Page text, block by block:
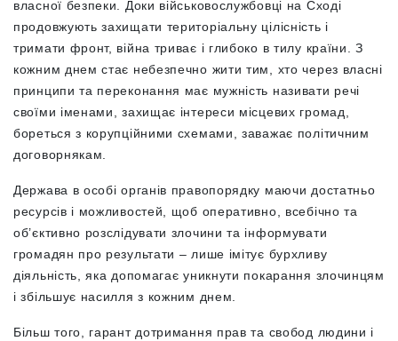
власної безпеки. Доки військовослужбовці на Сході
продовжують захищати територіальну цілісність і
тримати фронт, війна триває і глибоко в тилу країни. З
кожним днем стає небезпечно жити тим, хто через власні
принципи та переконання має мужність називати речі
своїми іменами, захищає інтереси місцевих громад,
бореться з корупційними схемами, заважає політичним
договорнякам.
Держава в особі органів правопорядку маючи достатньо
ресурсів і можливостей, щоб оперативно, всебічно та
об’єктивно розслідувати злочини та інформувати
громадян про результати – лише імітує бурхливу
діяльність, яка допомагає уникнути покарання злочинцям
і збільшує насилля з кожним днем.
Більш того, гарант дотримання прав та свобод людини і